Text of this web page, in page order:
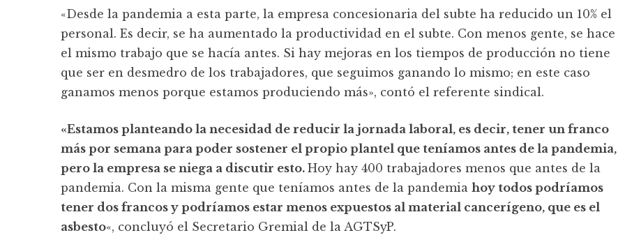
«Desde la pandemia a esta parte, la empresa concesionaria del subte ha reducido un 10% el
personal. Es decir, se ha aumentado la productividad en el subte. Con menos gente, se hace
el mismo trabajo que se hacía antes. Si hay mejoras en los tiempos de producción no tiene
que ser en desmedro de los trabajadores, que seguimos ganando lo mismo; en este caso
ganamos menos porque estamos produciendo más», contó el referente sindical.
«Estamos planteando la necesidad de reducir la jornada laboral, es decir, tener un franco
más por semana para poder sostener el propio plantel que teníamos antes de la pandemia,
pero la empresa se niega a discutir esto. Hoy hay 400 trabajadores menos que antes de la
pandemia. Con la misma gente que teníamos antes de la pandemia hoy todos podríamos
tener dos francos y podríamos estar menos expuestos al material cancerígeno, que es el
asbesto«, concluyó el Secretario Gremial de la AGTSyP.